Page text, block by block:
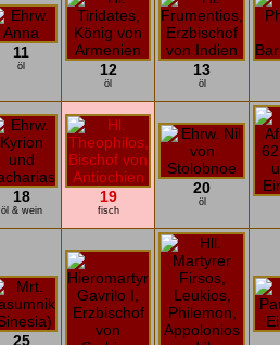
11
öl 12
öl
13
öl
18
öl & wein
19
fisch
20
öl
25